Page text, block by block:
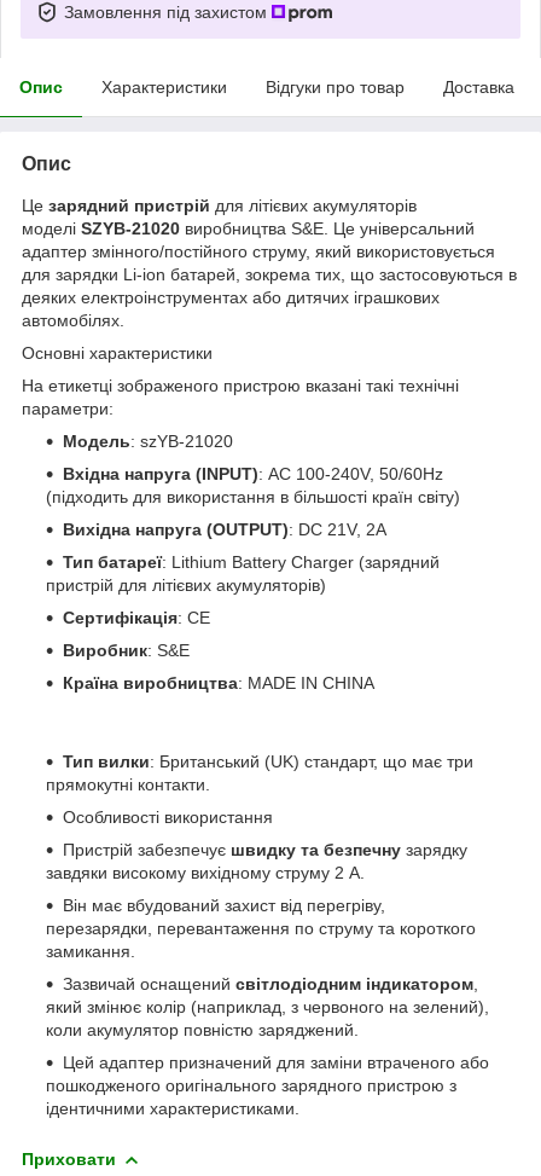
Замовлення під захистом
Опис Характеристики Відгуки про товар Доставка
Опис
Це зарядний пристрій для літієвих акумуляторів
моделі SZYB-21020 виробництва S&E. Це універсальний
адаптер змінного/постійного струму, який використовується
для зарядки Li-ion батарей, зокрема тих, що застосовуються в
деяких електроінструментах або дитячих іграшкових
автомобілях.
Основні характеристики
На етикетці зображеного пристрою вказані такі технічні
параметри:
Модель: szYB-21020
Вхідна напруга (INPUT): AC 100-240V, 50/60Hz
(підходить для використання в більшості країн світу)
Вихідна напруга (OUTPUT): DC 21V, 2A
Тип батареї: Lithium Battery Charger (зарядний
пристрій для літієвих акумуляторів)
Сертифікація: CE
Виробник: S&E
Країна виробництва: MADE IN CHINA
Тип вилки: Британський (UK) стандарт, що має три
прямокутні контакти.
Особливості використання
Пристрій забезпечує швидку та безпечну зарядку
завдяки високому вихідному струму 2 А.
Він має вбудований захист від перегріву,
перезарядки, перевантаження по струму та короткого
замикання.
Зазвичай оснащений світлодіодним індикатором
який змінює колір (наприклад, з червоного на зелений),
коли акумулятор повністю заряджений.
Цей адаптер призначений для заміни втраченого або
пошкодженого оригінального зарядного пристрою з
ідентичними характеристиками.
Приховати